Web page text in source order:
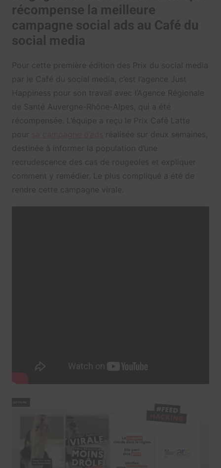
récompense la meilleure
campagne social ads au Café du
social media
Pour cette première édition des Prix du social media
par le Café du social media, c’est l’agence Just
Happiness pour son travail avec l’Agence Régionale
de Santé Auvergne-Rhône-Alpes, qui a été
récompensée. L’équipe a reçu le Prix Café Latte
pour
réalisée sur deux semaines,
destinée à informer la population d’une
recrudescence des cas de rougeoles et expliquer
comment y remédier. Le plus compliqué a été de
rendre cette campagne virale.